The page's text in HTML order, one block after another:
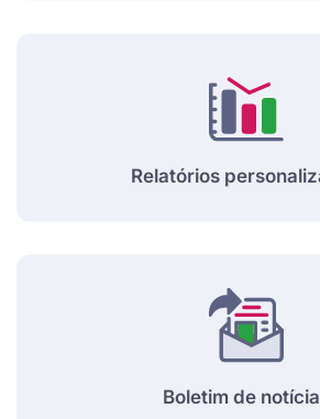
Relatórios
Boletim de